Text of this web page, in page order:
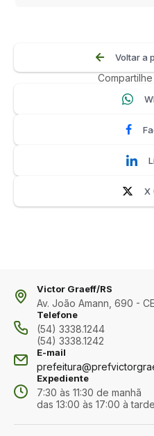
Voltar a
X
Victor Graeff/RS
Av. João Amann, 690 -
Telefone
(54) 3338.1244
(54) 3338.1242
E-mail
Expediente
7:30 às 11:30 de manhã
das 13:00 às 17:00 à tarde